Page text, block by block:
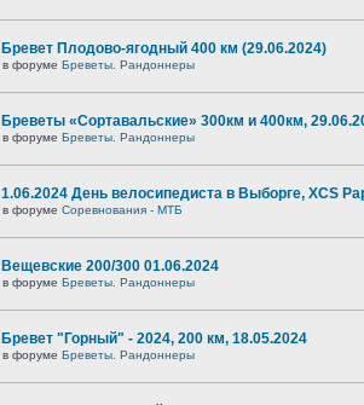
Бревет Плодово-ягодный 400 км (29.06.2024)
в форуме Бреветы. Рандоннеры
Бреветы «Сортавальские» 300км и 400км,
в форуме Бреветы. Рандоннеры
1.06.2024 День велосипедиста в Выборге, XCS
в форуме Соревнования - МТБ
Вещевские 200/300 01.06.2024
в форуме Бреветы. Рандоннеры
Бревет "Горный" - 2024, 200 км, 18.05.2024
в форуме Бреветы. Рандоннеры